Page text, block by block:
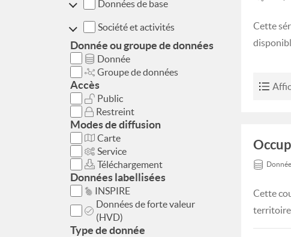
Données de base
Société et activités
Donnée ou groupe de données
Donnée
Groupe de données
Accès
Public
Restreint
Modes de diffusion
Carte
Service
Téléchargement
Données labellisées
INSPIRE
Données de forte valeur
(HVD)
Type de donnée
Cette
Donnée
Cette
territoire